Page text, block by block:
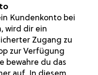
Kundenkonto bei
wird dir ein
Zugang zu
zur Verfügung
bewahre du das